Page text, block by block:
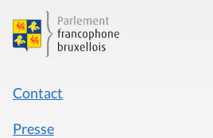
Contact
Presse